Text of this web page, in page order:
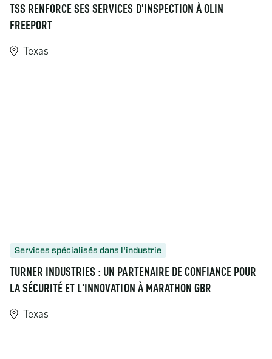
TSS RENFORCE SES SERVICES D'INSPECTION À OLIN
FREEPORT
Texas
Services spécialisés dans l'industrie
TURNER INDUSTRIES : UN PARTENAIRE DE CONFIANCE POUR
LA SÉCURITÉ ET L'INNOVATION À MARATHON GBR
Texas